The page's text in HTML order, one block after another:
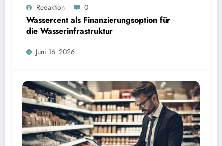
StarnbergRedaktion 0
Wassercent als Finanzierungsoption für
die Wasserinfrastruktur
Juni 16, 2026